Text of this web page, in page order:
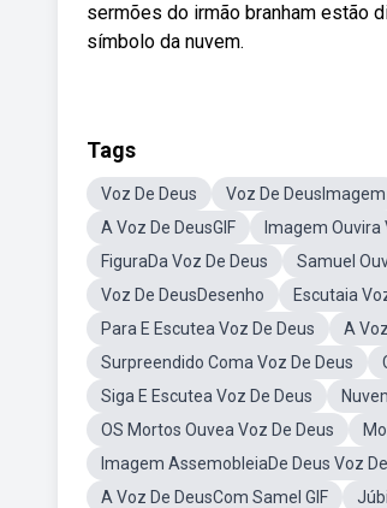
sermões do irmão branham estão
símbolo da nuvem.
Tags
Voz De Deus Voz De DeusImagem
A Voz De DeusGIF
Imagem Ouvira
FiguraDa Voz De Deus
Samuel
Voz De DeusDesenho
Escutaia
Para E Escutea Voz De Deus
A
Surpreendido Coma Voz De Deus
Siga E Escutea Voz De Deus
OS Mortos Ouvea Voz De Deus
Imagem AssemobleiaDe Deus Voz
A Voz De DeusCom Samel GIF